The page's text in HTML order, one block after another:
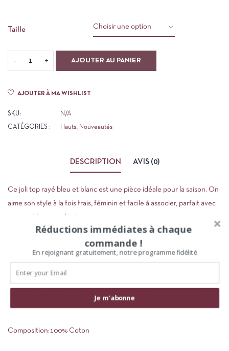
Taille
AJOUTER AU PANIER
AJOUTER À MA WISHLIST
SKU: N/A
CATÉGORIES : Hauts, Nouveautés
DESCRIPTION AVIS (0)
Ce joli top rayé bleu et blanc est une pièce idéale pour la saison. On
aime son style à la fois frais, féminin et facile à associer, parfait avec
Sa coupe smockée épouse la silhouette tout en restant confortable
grâce à son effet extensible.
Sandrina mesure 1m67.
Elle porte habituellement du S en haut, et sur ce modèle, elle porte
bien la taille S.
Composition:100% Coton
Réductions immédiates à chaque
commande !
En rejoignant gratuitement, notre programme fidélité
Je m'abonne